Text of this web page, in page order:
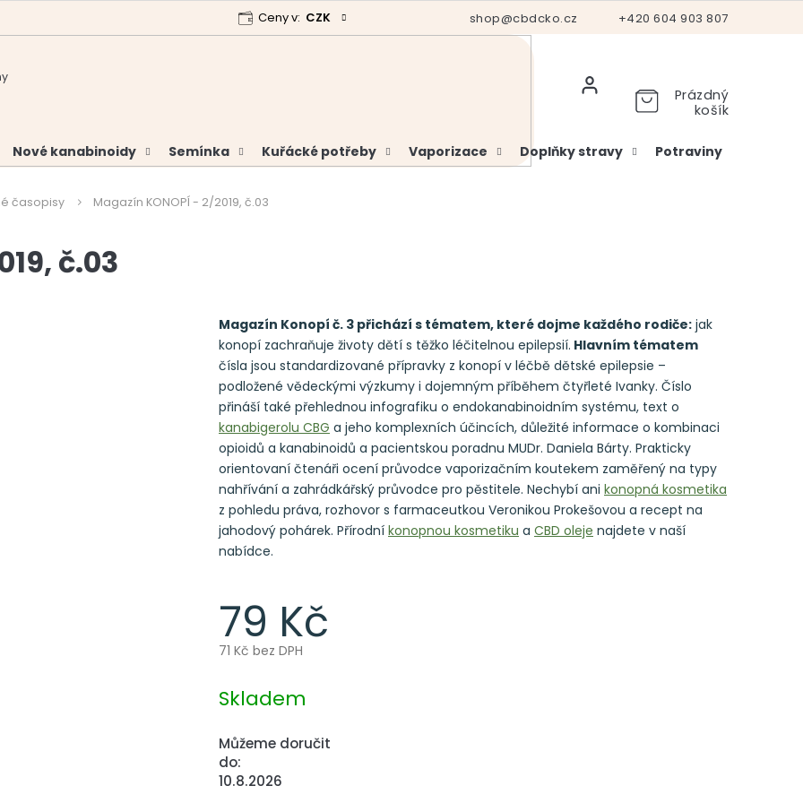
+420 604 903 807
shop@cbdcko.cz
Analýzy a certifikáty Hodnocení obchodu Vrácení a reklamace
Ceny v: CZK
Prázdný
košík
Nové kanabinoidy Semínka Kuřácké potřeby Vaporizace Doplňky stravy Potraviny
časopisy Magazín KONOPÍ - 2/2019, č.03
č.03
79 Kč
71 Kč bez DPH
cena:
Skladem
Můžeme doručit
do:
10.8.2026
Magazín Konopí č. 3 přichází s tématem, které dojme každého rodiče: jak
konopí zachraňuje životy dětí s těžko léčitelnou epilepsií. Hlavním tématem
čísla jsou standardizované přípravky z konopí v léčbě dětské epilepsie –
podložené vědeckými výzkumy i dojemným příběhem čtyřleté Ivanky. Číslo
přináší také přehlednou infografiku o endokanabinoidním systému, text o
kanabigerolu CBG a jeho komplexních účincích, důležité informace o kombinaci
opioidů a kanabinoidů a pacientskou poradnu MUDr. Daniela Bárty. Prakticky
orientovaní čtenáři ocení průvodce vaporizačním koutekem zaměřený na typy
nahřívání a zahrádkářský průvodce pro pěstitele. Nechybí ani konopná kosmetika
z pohledu práva, rozhovor s farmaceutkou Veronikou Prokešovou a recept na
jahodový pohárek. Přírodní konopnou kosmetiku a CBD oleje najdete v naší
nabídce.